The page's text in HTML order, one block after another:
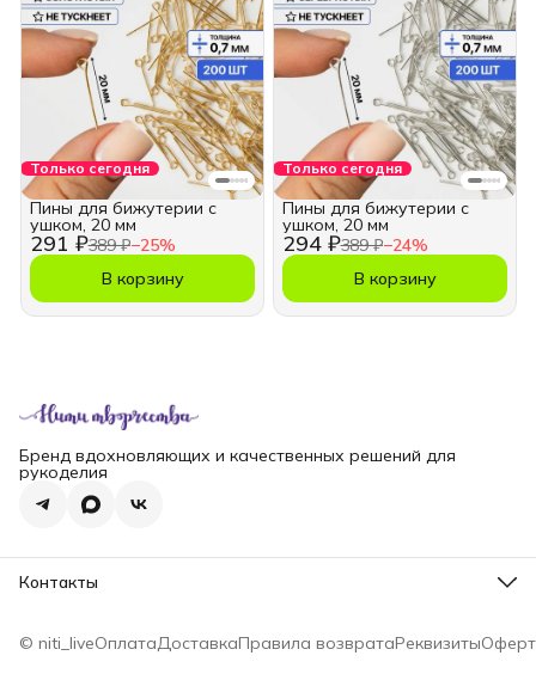
Только сегодня
291 ₽389 ₽−25%
Пины для бижутерии с
ушком, 20 мм
В корзину
Только сегодня
294 ₽389 ₽−24%
Пины для бижутерии с
ушком, 20 мм
В корзину
Бренд вдохновляющих и качественных решений для
рукоделия
Контакты
Эл. почта
© niti_liveОплатаДоставкаПравила возвратаРеквизиты